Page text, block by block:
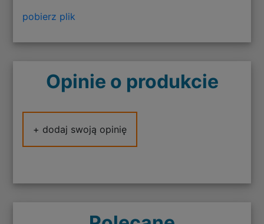
pobierz plik
Opinie o produkcie
+ dodaj swoją opinię